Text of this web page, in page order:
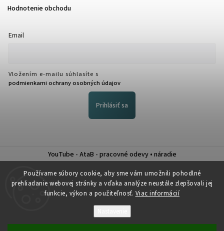
Používame súbory cookie, aby sme vám umožnili pohodlné
prehliadanie webovej stránky a vďaka analýze neustále zlepšovali jej
funkcie, výkon a použiteľnosť. Viac informácií
Hodnotenie obchodu
Email
Vložením e-mailu súhlasíte s
podmienkami ochrany osobných údajov
Prihlásiť sa
YouTube - AtaB - pracovné odevy • náradie
Nákup na splátky QUATRO